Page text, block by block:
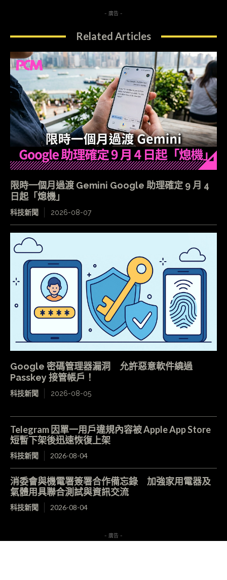
- 廣告 -
Related Articles
限時一個月過渡 Gemini Google 助理確定 9 月 4
日起「熄機」
科技新聞 2026-08-07
Google 密碼管理器漏洞 允許惡意軟件繞過
Passkey 接管帳戶！
科技新聞 2026-08-05
Telegram 因單一用戶違規內容被 Apple App Store
短暫下架後迅速恢復上架
科技新聞 2026-08-04
消委會與機電署簽署合作備忘錄 加強家用電器及
氣體用具聯合測試與資訊交流
科技新聞 2026-08-04
- 廣告 -